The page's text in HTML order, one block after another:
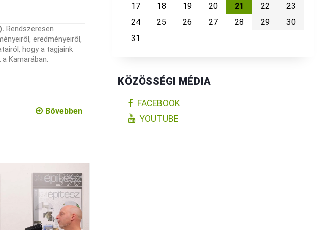
Rendszeresen
eredményeiről,
hogy a tagjaink
Kamarában.
Bővebben
17
18 19 20 21 22
23
24
25 26 27 28 29
30
31
KÖZÖSSÉGI MÉDIA
FACEBOOK
YOUTUBE